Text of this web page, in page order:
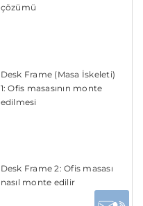
çözümü
Desk Frame (Masa İskeleti)
1: Ofis masasının monte
edilmesi
Desk Frame 2: Ofis masası
nasıl monte edilir